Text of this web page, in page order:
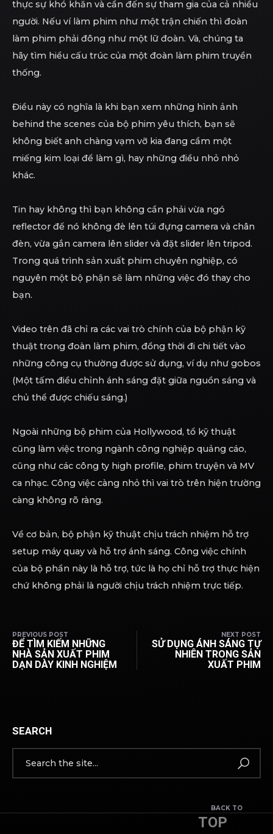
thực sự khó khăn và cần đến sự tham gia của cả nhiều
người. Nếu ví làm phim như một trận chiến thì đoàn
làm phim phải đông như một lữ đoàn. Và, chúng ta
hãy tìm hiểu cấu trúc của một đoàn làm phim truyền
thống.
Điều này có nghĩa là khi bạn xem những hình ảnh
behind the scenes của bộ phim yêu thích, bạn sẽ
không biết anh chàng vạm vỡ kia đang cầm một
miếng kim loại để làm gì, hay những điều nhỏ nhỏ
khác.
Tin hay không thì bạn không cần phải vừa ngó
reflector để nó không đè lên túi đựng camera và chân
đèn, vừa gắn camera lên slider và đặt slider lên tripod.
Trong quá trình sản xuất phim chuyên nghiệp, có
nguyên một bộ phận sẽ làm những việc đó thay cho
bạn.
Video trên đã chỉ ra các vai trò chính của bộ phận kỹ
thuật trong đoàn làm phim, đồng thời đi chi tiết vào
những công cụ thường được sử dụng, ví dụ như gobos
(Một tấm điều chỉnh ánh sáng đặt giữa nguồn sáng và
chủ thể được chiếu sáng.)
Ngoài những bộ phim của Hollywood, tổ kỹ thuật
cũng làm việc trong ngành công nghiệp quảng cáo,
cũng như các công ty high profile, phim truyện và MV
ca nhạc. Công việc càng nhỏ thì vai trò trên hiện trường
càng không rõ ràng.
Về cơ bản, bộ phận kỹ thuật chịu trách nhiệm hỗ trợ
setup máy quay và hỗ trợ ánh sáng. Công việc chính
của bộ phần này là hỗ trợ, tức là họ chỉ hỗ trợ thực hiện
chứ không phải là người chịu trách nhiệm trực tiếp.
PREVIOUS POST
ĐỂ TÌM KIẾM NHỮNG
NHÀ SẢN XUẤT PHIM
DẠN DÀY KINH NGHIỆM
NEXT POST
SỬ DỤNG ÁNH SÁNG TỰ
NHIÊN TRONG SẢN
XUẤT PHIM
SEARCH
BACK TO
TOP